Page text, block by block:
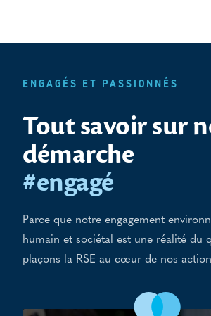
ENGAGÉS ET PASSIONNÉS
Tout savoir sur
démarche
#engagé
Parce que notre engagement
humain et sociétal est une réalité du
plaçons la RSE au cœur de nos